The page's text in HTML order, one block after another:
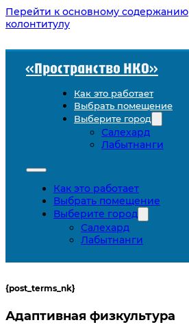
Перейти к основному содержанию
колонтитулу
«Пространство НКО»
Как это работает
Выбрать помещение
Выберите город
Салехард
Лабытнанги
Как это работает
Выбрать помещение
Выберите город
Салехард
Лабытнанги
{post_terms_nk}
Адаптивная физкультура